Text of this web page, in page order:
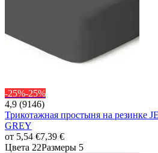
-25%-25%
4,9 (9146)
Трикотажная простыня на резинке
GREY
от 5,54 €7,39 €
Цвета 22Размеры 5